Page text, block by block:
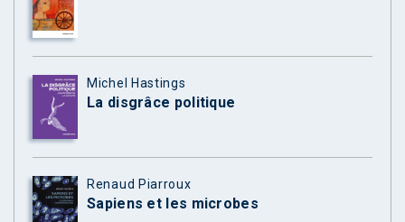
Michel Hastings
La disgrâce politique
Renaud Piarroux
Sapiens et les microbes